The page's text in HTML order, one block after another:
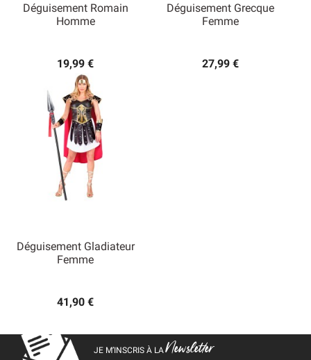
Déguisement Romain
Homme
19,99 €
Déguisement Grecque
Femme
27,99 €
Déguisement Gladiateur
Femme
41,90 €
JE M’INSCRIS À LANewsletter